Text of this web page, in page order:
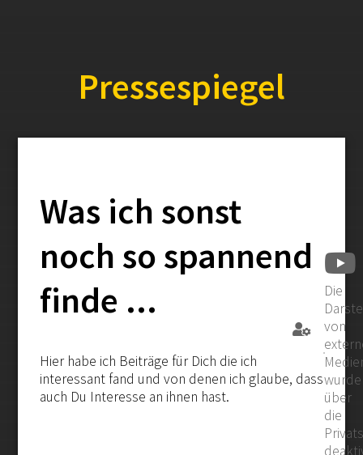
Pressespiegel
Was ich sonst
noch so spannend
finde ...
Die
von
wurde
über
die
Hier habe ich Beiträge für Dich die ich
interessant fand und von denen ich glaube, dass
auch Du Interesse an ihnen hast.